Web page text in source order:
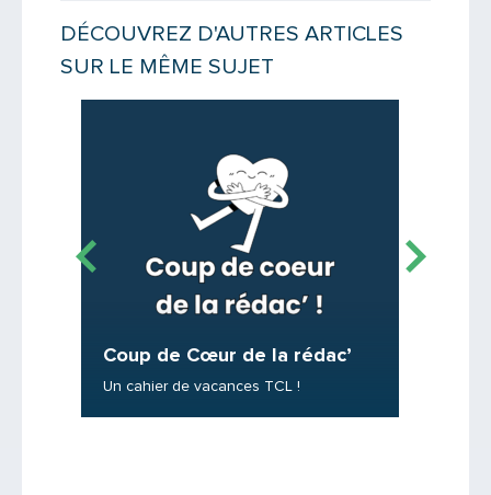
Message
DÉCOUVREZ D'AUTRES ARTICLES
SUR LE MÊME SUJET
Coup de Cœur de la rédac’
Un cahier de vacances TCL !